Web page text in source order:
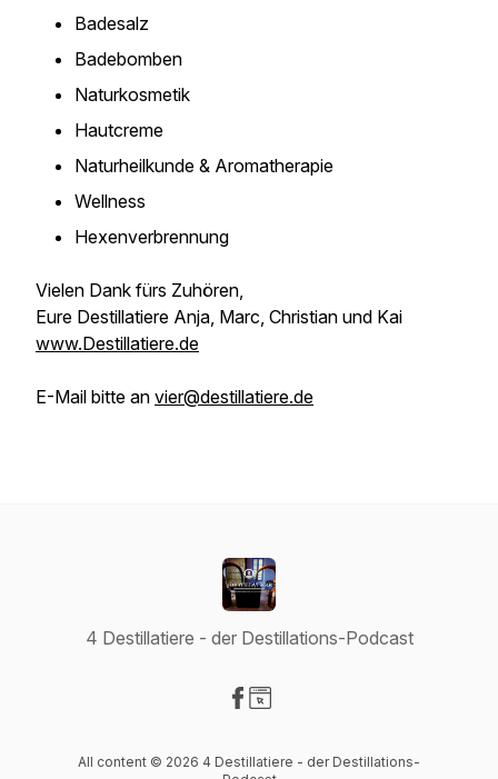
Badesalz
Badebomben
Naturkosmetik
Hautcreme
Naturheilkunde & Aromatherapie
Wellness
Hexenverbrennung
Vielen Dank fürs Zuhören,
Eure Destillatiere Anja, Marc, Christian und Kai
www.Destillatiere.de
E-Mail bitte an vier@destillatiere.de
4 Destillatiere - der Destillations-Podcast
All content © 2026 4 Destillatiere - der Destillations-